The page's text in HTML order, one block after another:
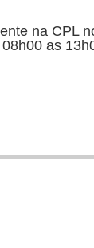
na CPL
as